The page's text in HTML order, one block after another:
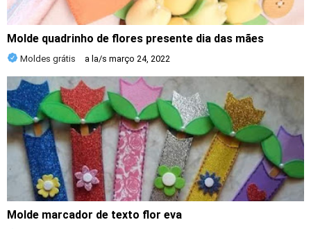
Molde quadrinho de flores presente dia das mães
Moldes grátis a la/s março 24, 2022
Molde marcador de texto flor eva